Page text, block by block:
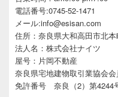
ー
ウ
ィ
ェ
ッ
ト
電話番号:0745-52-1471
メール:info@esisan.com
住所：奈良県大和高田市北
法人名：株式会社ナイツ
屋号：片岡不動産
奈良県宅地建物取引業協会会
免許番号 奈良（2）第4244